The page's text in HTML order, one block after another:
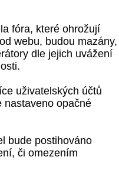
fóra, které ohrožují
webu, budou mazány,
dle jejich uvážení
uživatelských účtů
nastaveno opačné
bude postihováno
či omezením